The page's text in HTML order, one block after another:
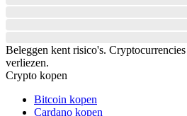
Beleggen kent risico's.
verliezen.
Crypto kopen
Bitcoin kopen
Cardano kopen